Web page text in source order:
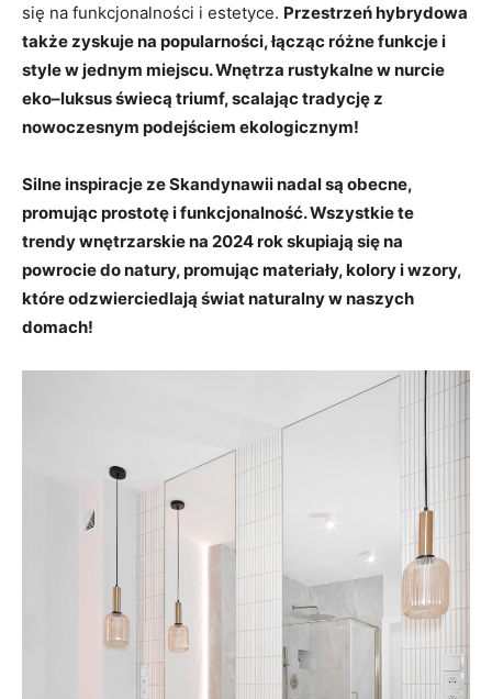
się na funkcjonalności i estetyce. Przestrzeń hybrydowa
także zyskuje na popularności, łącząc różne funkcje i
style w jednym miejscu.Wnętrza rustykalnew nurcie
eko–luksus świecą triumf, scalając tradycję z
nowoczesnym podejściem ekologicznym!
Silne inspiracje ze Skandynawii nadal są obecne,
promując prostotę i funkcjonalność. Wszystkie te
trendy wnętrzarskie na 2024 rok skupiają się na
powrocie do natury, promując materiały, kolory i wzory,
które odzwierciedlają świat naturalny w naszych
domach!